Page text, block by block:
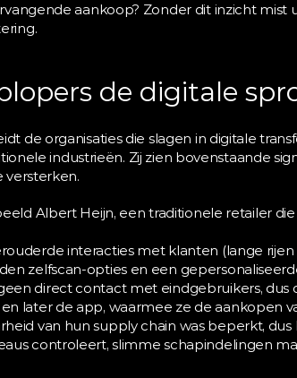
aankoop? Zonder dit inzicht
de digitale
de organisaties die slagen in digitale
industrieën. Zij zien bovenstaande
versterken.
Albert Heijn, een traditionele retailer
interacties met klanten (lange
zelfscan-opties en een
direct contact met eindgebruikers,
en later de app, waarmee ze de aankopen
van hun supply chain was beperkt,
controleert, slimme schapindelingen